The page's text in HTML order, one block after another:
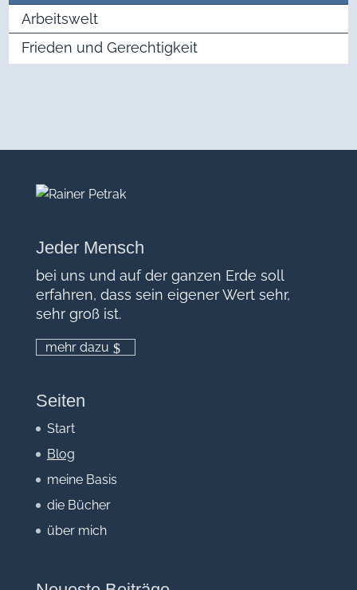
Arbeitswelt
Frieden und Gerechtigkeit
Jeder Mensch
bei uns und auf der ganzen Erde soll
erfahren, dass sein eigener Wert sehr,
sehr groß ist.
mehr dazu
Seiten
Start
Blog
meine Basis
die Bücher
über mich